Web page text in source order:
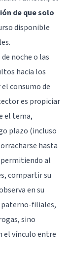
de que solo
disponible
noche o las
hacia los
consumo de
es propiciar
el tema,
plazo (incluso
hasta
al
compartir su
en su
paterno-filiales,
sino
el vínculo entre